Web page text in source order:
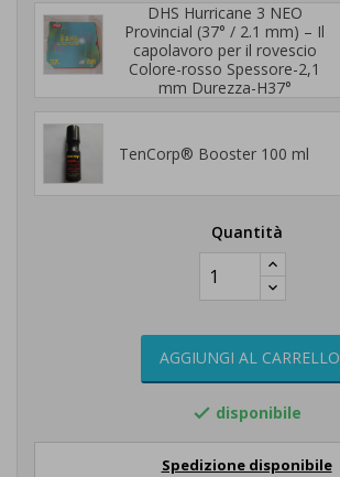
DHS Hurricane 3 NEO
Provincial (37° / 2.1 mm) – Il
capolavoro per il rovescio
Colore-rosso Spessore-2,1
mm Durezza-H37°
TenCorp® Booster 100 ml
Quantità
AGGIUNGI AL CARRELLO
 disponibile
Spedizione disponibile